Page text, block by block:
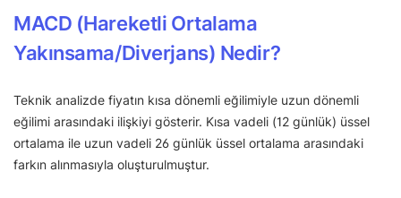
MACD (Hareketli Ortalama
Yakınsama/Diverjans) Nedir?
Teknik analizde fiyatın kısa dönemli eğilimiyle uzun dönemli
eğilimi arasındaki ilişkiyi gösterir. Kısa vadeli (12 günlük) üssel
ortalama ile uzun vadeli 26 günlük üssel ortalama arasındaki
farkın alınmasıyla oluşturulmuştur.